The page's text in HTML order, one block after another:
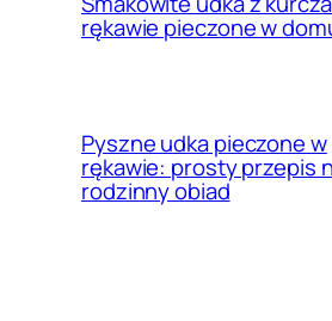
rękawie pieczone w
Pyszne udka pieczone w
rękawie: prosty przepis
rodzinny obiad